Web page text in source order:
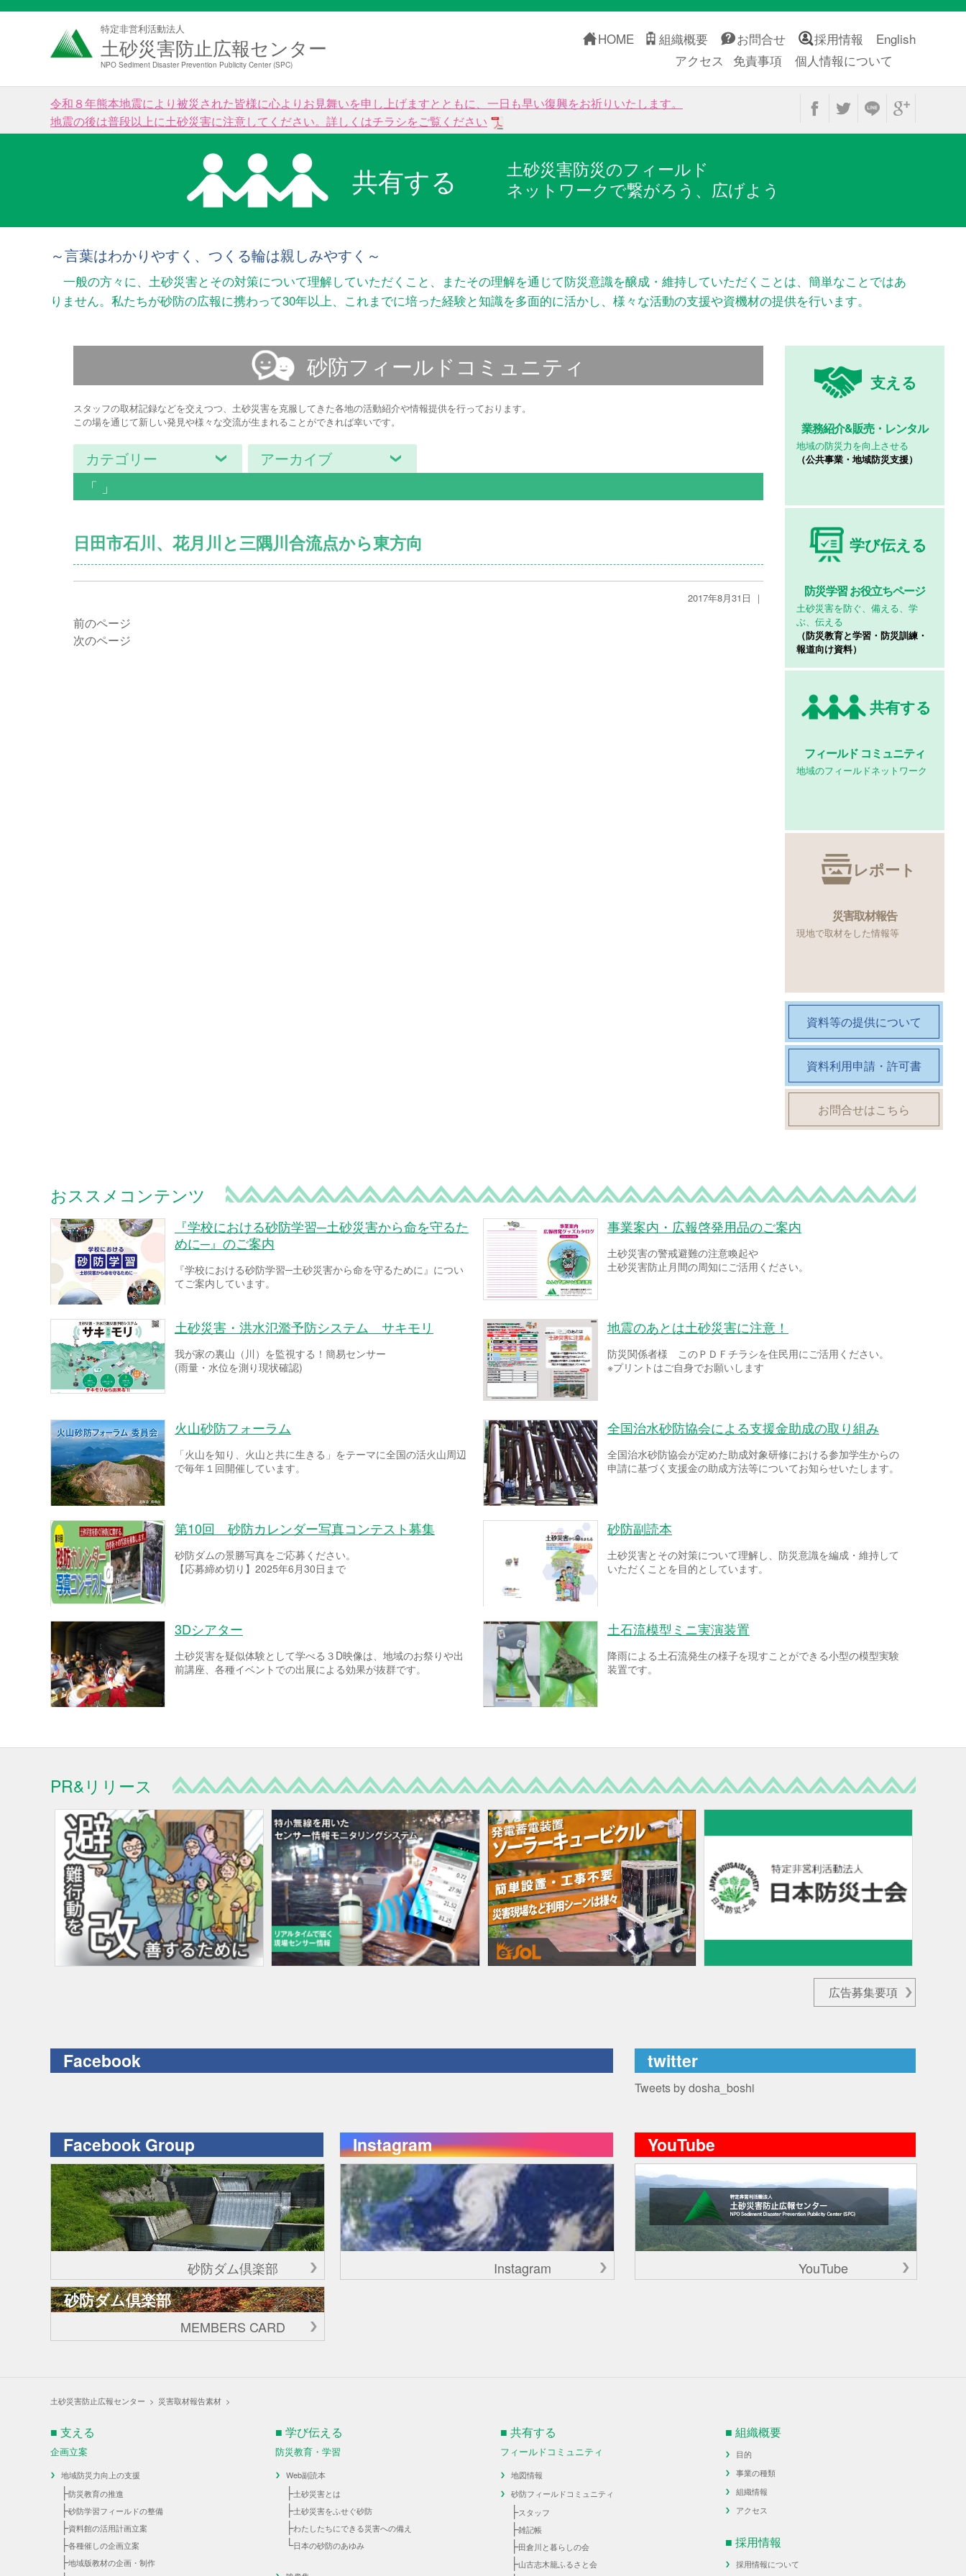
特定非営利活動法人
土砂災害防止広報センター
NPO Sediment Disaster Prevention Publicity Center (SPC)
HOME 組織概要 お問合せ 採用情報
English
アクセス
免責事項 個人情報について
令和８年熊本地震により被災された皆様に心よりお見舞いを申し上げますとともに、一日も早い復興をお祈りいたします。
地震の後は普段以上に土砂災害に注意してください。詳しくはチラシをご覧ください
共有する
土砂災害防災のフィールド
ネットワークで繋がろう、広げよう
～言葉はわかりやすく、つくる輪は親しみやすく～
一般の方々に、土砂災害とその対策について理解していただくこと、またその理解を通じて防災意識を醸成・維持していただくことは、簡単なことではあ
りません。私たちが砂防の広報に携わって30年以上、これまでに培った経験と知識を多面的に活かし、様々な活動の支援や資機材の提供を行います。
砂防フィールド コミュニティ
スタッフの取材記録などを交えつつ、土砂災害を克服してきた各地の活動紹介や情報提供を行っております。
この場を通じて新しい発見や様々な交流が生まれることができれば幸いです。
カテゴリー アーカイブ
「 」
日田市石川、花月川と三隅川合流点から東方向
2017年8月31日 ｜
前のページ
次のページ
支える
業務紹介&販売・レンタル
地域の防災力を向上させる
（公共事業・地域防災支援）
学び伝える
防災学習お役立ちページ
土砂災害を防ぐ、備える、学
ぶ、伝える
（防災教育と学習・防災訓練・
報道向け資料）
共有する
フィールド コミュニティ
地域のフィールドネットワーク
レポート
災害取材報告
現地で取材をした情報等
資料等の提供について
資料利用申請・許可書
お問合せはこちら
おススメコンテンツ
『学校における砂防学習─土砂災害から命を守るた
めに─』のご案内
『学校における砂防学習─土砂災害から命を守るために』につい
てご案内しています。
事業案内・広報啓発用品のご案内
土砂災害の警戒避難の注意喚起や
土砂災害防止月間の周知にご活用ください。
土砂災害・洪水氾濫予防システム サキモリ
我が家の裏山（川）を監視する！簡易センサー
(雨量・水位を測り現状確認)
地震のあとは土砂災害に注意！
防災関係者様 このＰＤＦチラシを住民用にご活用ください。
※プリントはご自身でお願いします
火山砂防フォーラム
「火山を知り、火山と共に生きる」をテーマに全国の活火山周辺
で毎年１回開催しています。
全国治水砂防協会による支援金助成の取り組み
全国治水砂防協会が定めた助成対象研修における参加学生からの
申請に基づく支援金の助成方法等についてお知らせいたします。
第10回 砂防カレンダー写真コンテスト募集
砂防ダムの景勝写真をご応募ください。
【応募締め切り】2025年6月30日まで
砂防副読本
土砂災害とその対策について理解し、防災意識を編成・維持して
いただくことを目的としています。
3Dシアター
土砂災害を疑似体験として学べる３D映像は、地域のお祭りや出
前講座、各種イベントでの出展による効果が抜群です。
土石流模型ミニ実演装置
降雨による土石流発生の様子を現すことができる小型の模型実験
装置です。
PR&リリース
広告募集要項
Facebook twitter
Tweets by dosha_boshi
Facebook Group
砂防ダム倶楽部
砂防ダム倶楽部
MEMBERS CARD
Instagram
Instagram
YouTube
YouTube
土砂災害防止広報センター > 災害取材報告素材 >
■ 支える
企画立案
地域防災力向上の支援
├防災教育の推進
├砂防学習フィールドの整備
├資料館の活用計画立案
├各種催しの企画立案
├地域版教材の企画・制作
■ 学び伝える
防災教育・学習
Web副読本
├土砂災害とは
├土砂災害をふせぐ砂防
├わたしたちにできる災害への備え
└日本の砂防のあゆみ
■ 共有する
フィールドコミュニティ
地図情報
砂防フィールドコミュニティ
├スタッフ
├雑記帳
├田倉川と暮らしの会
├山古志木籠ふるさと会
■ 組織概要
目的
事業の種類
組織情報
アクセス
■ 採用情報
採用情報について